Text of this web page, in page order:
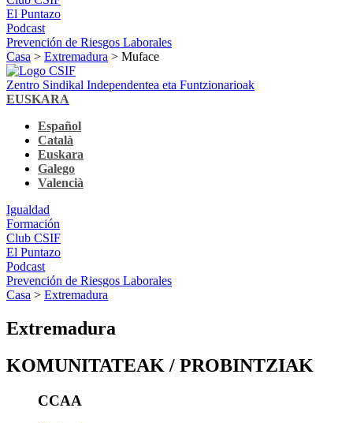
El Puntazo
Podcast
Prevención de Riesgos Laborales
Casa > Extremadura > Muface
Zentro Sindikal Independentea eta Funtzionarioak
EUSKARA
Español
Català
Euskara
Galego
Valencià
Igualdad
Formación
Club CSIF
El Puntazo
Podcast
Prevención de Riesgos Laborales
Casa > Extremadura
Extremadura
KOMUNITATEAK / PROBINTZIAK
CCAA